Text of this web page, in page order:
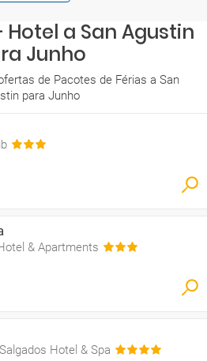
Hotel a San Agustin
Junho
de Pacotes de Férias a San
para Junho
& Apartments
Hotel & Spa